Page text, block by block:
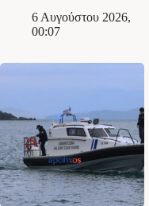
6 Αυγούστου 2026,
00:07